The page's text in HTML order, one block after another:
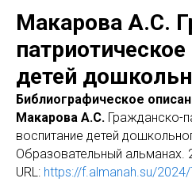
Макарова А.С.
детей
Библиографическое
Макарова А.С. Гражданско-
воспитание детей
Образовательный альманах.
URL: https://f.almanah.su/